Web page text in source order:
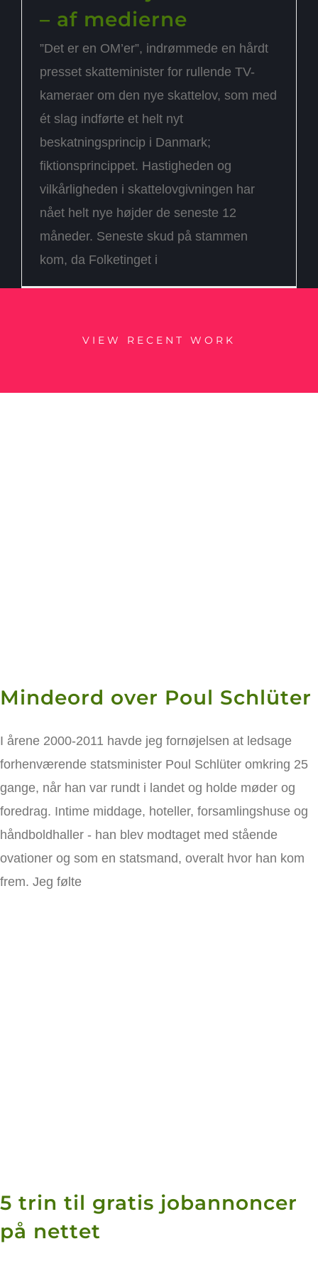
– af medierne
”Det er en OM’er”, indrømmede en hårdt
presset skatteminister for rullende TV-
kameraer om den nye skattelov, som med
ét slag indførte et helt nyt
beskatningsprincip i Danmark;
fiktionsprincippet. Hastigheden og
vilkårligheden i skattelovgivningen har
nået helt nye højder de seneste 12
måneder. Seneste skud på stammen
kom, da Folketinget i
VIEW RECENT WORK
Mindeord over Poul Schlüter
I årene 2000-2011 havde jeg fornøjelsen at ledsage
forhenværende statsminister Poul Schlüter omkring 25
gange, når han var rundt i landet og holde møder og
foredrag. Intime middage, hoteller, forsamlingshuse og
håndboldhaller - han blev modtaget med stående
ovationer og som en statsmand, overalt hvor han kom
frem. Jeg følte
5 trin til gratis jobannoncer
på nettet